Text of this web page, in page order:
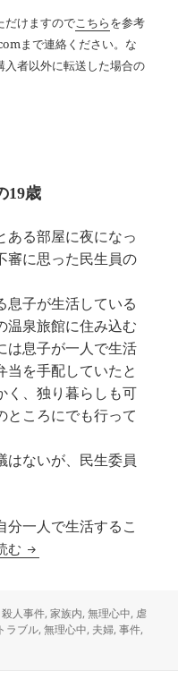
だけますのでこちらを参考
まで連絡ください。な
者以外に転送した場合の
19歳
ある部屋に夜になっ
審に思った民生員の
息子が生活している
温泉旅館に住み込む
は息子が一人で生活
当を手配していたと
く、独り暮らしも可
ところにでも行って
はないが、民生委員
分一人で生活するこ
む 片隅の記録～三面記事
殺人事件,家族内,無理心中, 虐
ラブル,無理心中, 夫婦,事件,